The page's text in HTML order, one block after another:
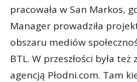
pracowała w San Markos,
Manager prowadziła
obszaru mediów
BTL. W przeszłości była też
agencją Płodni.com. Tam